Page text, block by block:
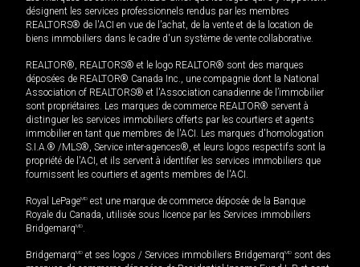
désignent les services professionnels rendus par les membres
REALTORS® de l'ACI en vue de l'achat, de la vente et de la location de
biens immobiliers dans le cadre d'un système de vente collaborative.
REALTOR®, REALTORS® et le logo REALTOR® sont des marques
déposées de REALTOR® Canada Inc., une compagnie dont la National
Association of REALTORS® et l'Association canadienne de l’immobilier
sont propriétaires. Les marques de commerce REALTOR® servent à
distinguer les services immobiliers offerts par les courtiers et agents
immobilier en tant que membres de l'ACI. Les marques d'homologation
S.I.A.® /MLS®, Service inter-agences®, et leurs logos respectifs sont la
propriété de l'ACI, et ils servent à identifier les services immobiliers que
fournissent les courtiers et agents membres de l'ACI.
Royal LePageMD est une marque de commerce déposée de la Banque
Royale du Canada, utilisée sous licence par les Services immobiliers
BridgemarqMD.
BridgemarqMD et ses logos / Services immobiliers BridgemarqMD sont des